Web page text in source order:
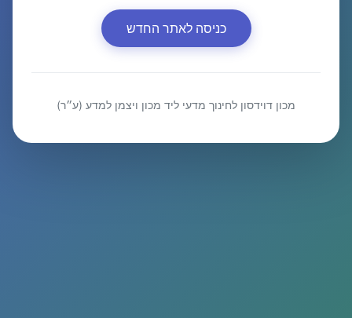
כניסה לאתר החדש
מכון דוידסון לחינוך מדעי ליד מכון ויצמן למדע (ע״ר)